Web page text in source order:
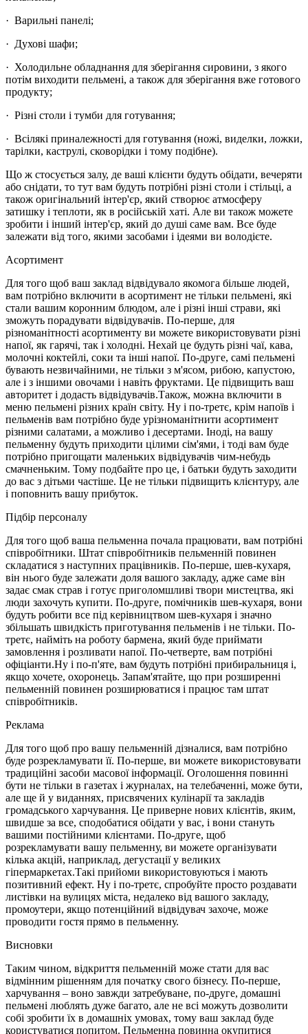
· Варильні панелі;
· Духові шафи;
· Холодильне обладнання для зберігання сировини, з якого
потім виходити пельмені, а також для зберігання вже готового
продукту;
· Різні столи і тумби для готування;
· Всілякі приналежності для готування (ножі, виделки, ложки,
тарілки, каструлі, сковорідки і тому подібне).
Що ж стосується залу, де ваші клієнти будуть обідати, вечеряти
або снідати, то тут вам будуть потрібні різні столи і стільці, а
також оригінальний інтер'єр, який створює атмосферу
затишку і теплоти, як в російській хаті. Але ви також можете
зробити і інший інтер'єр, який до душі саме вам. Все буде
залежати від того, якими засобами і ідеями ви володієте.
Асортимент
Для того щоб ваш заклад відвідувало якомога більше людей,
вам потрібно включити в асортимент не тільки пельмені, які
стали вашим коронним блюдом, але і різні інші страви, які
зможуть порадувати відвідувачів. По-перше, для
різноманітності асортименту ви можете використовувати різні
напої, як гарячі, так і холодні. Нехай це будуть різні чаї, кава,
молочні коктейлі, соки та інші напої. По-друге, самі пельмені
бувають незвичайними, не тільки з м'ясом, рибою, капустою,
але і з іншими овочами і навіть фруктами. Це підвищить ваш
авторитет і додасть відвідувачів.Також, можна включити в
меню пельмені різних країн світу. Ну і по-третє, крім напоїв і
пельменів вам потрібно буде урізноманітнити асортимент
різними салатами, а можливо і десертами. Іноді, на вашу
пельменну будуть приходити цілими сім'ями, і тоді вам буде
потрібно пригощати маленьких відвідувачів чим-небудь
смачненьким. Тому подбайте про це, і батьки будуть заходити
до вас з дітьми частіше. Це не тільки підвищить клієнтуру, але
і поповнить вашу прибуток.
Підбір персоналу
Для того щоб ваша пельменна почала працювати, вам потрібні
співробітники. Штат співробітників пельменній повинен
складатися з наступних працівників. По-перше, шев-кухаря,
він нього буде залежати доля вашого закладу, адже саме він
задає смак страв і готує приголомшливі твори мистецтва, які
люди захочуть купити. По-друге, помічників шев-кухаря, вони
будуть робити все під керівництвом шев-кухаря і значно
збільшать швидкість приготування пельменів і не тільки. По-
третє, найміть на роботу бармена, який буде приймати
замовлення і розливати напої. По-четверте, вам потрібні
офіціанти.Ну і по-п'яте, вам будуть потрібні прибиральниця і,
якщо хочете, охоронець. Запам'ятайте, що при розширенні
пельменній повинен розширюватися і працює там штат
співробітників.
Реклама
Для того щоб про вашу пельменній дізналися, вам потрібно
буде розрекламувати її. По-перше, ви можете використовувати
традиційні засоби масової інформації. Оголошення повинні
бути не тільки в газетах і журналах, на телебаченні, може бути,
але ще й у виданнях, присвячених кулінарії та закладів
громадського харчування. Це приверне нових клієнтів, яким,
швидше за все, сподобатися обідати у вас, і вони стануть
вашими постійними клієнтами. По-друге, щоб
розрекламувати вашу пельменну, ви можете організувати
кілька акцій, наприклад, дегустації у великих
гіпермаркетах.Такі прийоми використовуються і мають
позитивний ефект. Ну і по-третє, спробуйте просто роздавати
листівки на вулицях міста, недалеко від вашого закладу,
промоутери, якщо потенційний відвідувач захоче, може
проводити гостя прямо в пельменну.
Висновки
Таким чином, відкриття пельменній може стати для вас
відмінним рішенням для початку свого бізнесу. По-перше,
харчування – воно завжди затребуване, по-друге, домашні
пельмені люблять дуже багато, але не всі можуть дозволити
собі зробити їх в домашніх умовах, тому ваш заклад буде
користуватися попитом. Пельменна повинна окупитися